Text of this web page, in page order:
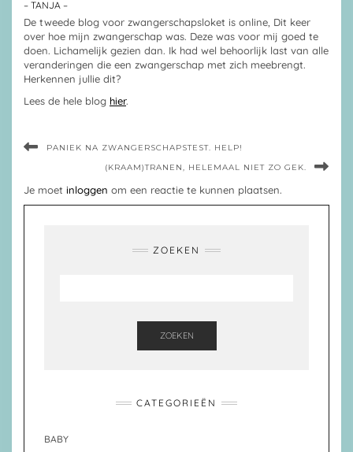
– TANJA –
De tweede blog voor zwangerschapsloket is online, Dit keer
over hoe mijn zwangerschap was. Deze was voor mij goed te
doen. Lichamelijk gezien dan. Ik had wel behoorlijk last van alle
veranderingen die een zwangerschap met zich meebrengt.
Herkennen jullie dit?
Lees de hele blog hier.
PANIEK NA ZWANGERSCHAPSTEST. HELP!
(KRAAM)TRANEN, HELEMAAL NIET ZO GEK.
Je moet inloggen om een reactie te kunnen plaatsen.
ZOEKEN
ZOEKEN
CATEGORIEËN
BABY